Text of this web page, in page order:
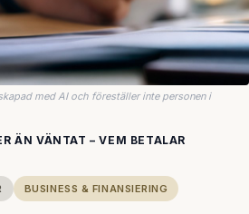
med AI och föreställer inte personen i
ÄN VÄNTAT – VEM BETALAR
BUSINESS & FINANSIERING